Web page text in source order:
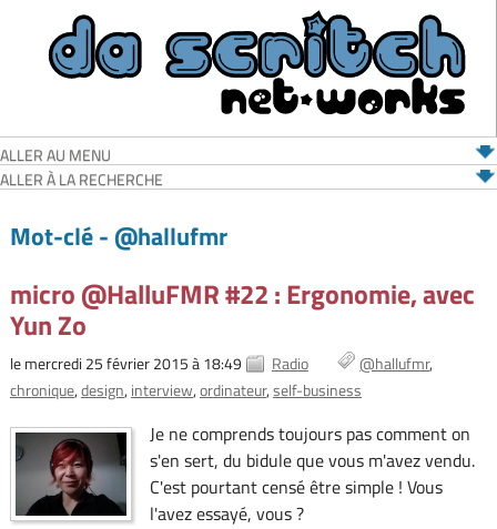
ALLER AU MENU
ALLER À LA RECHERCHE
Mot-clé - @hallufmr
micro @HalluFMR #22 : Ergonomie, avec
Yun Zo
le mercredi 25 février 2015 à 18:49 Radio
@hallufmr
chronique design interview ordinateur self-business
Je ne comprends toujours pas comment on
s'en sert, du bidule que vous m'avez vendu.
C'est pourtant censé être simple ! Vous
l'avez essayé, vous ?